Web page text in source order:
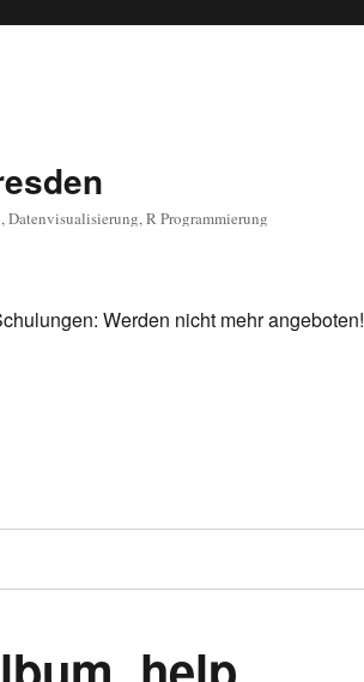
Datenvisualisierung, R Programmierung
Werden nicht mehr angeboten!